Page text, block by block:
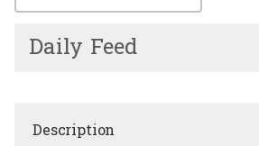
Description
Daily Feed